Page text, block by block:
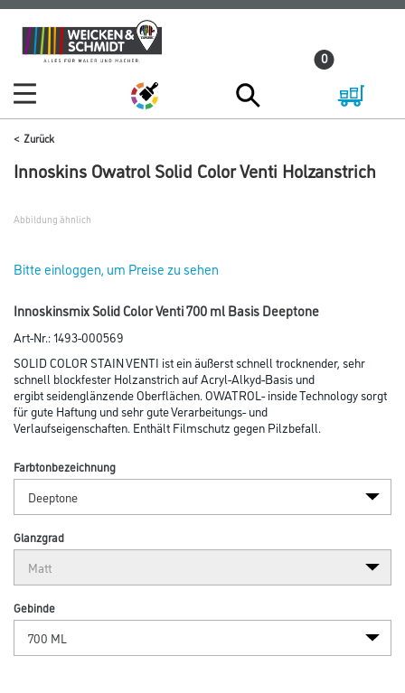
Zum
Inhalt
Zum
Navigationsmenü
0
Zurück
Innoskins Owatrol Solid Color Venti Holzanstrich
Abbildung ähnlich
Bitte einloggen, um Preise zu sehen
Innoskinsmix Solid Color Venti 700 ml Basis Deeptone
Art-Nr.:1493-000569
SOLID COLOR STAIN VENTI ist ein äußerst schnell trocknender, sehr
schnell blockfester Holzanstrich auf Acryl-Alkyd-Basis und
ergibt seidenglänzende Oberflächen. OWATROL- inside Technology sorgt
für gute Haftung und sehr gute Verarbeitungs- und
Verlaufseigenschaften. Enthält Filmschutz gegen Pilzbefall.
Farbtonbezeichnung
Glanzgrad
Gebinde